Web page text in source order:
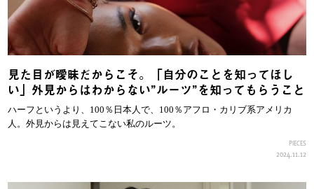
見た目が曖昧だからこそ。「自分のことを知ってほし
い」外見からはわからない”ルーツ”を知ってもらうこと
ハーフというより、100％日本人で、100％アフロ・カリブ系アメリカ
人。外見からは見えてこない私のルーツ。
PIECES
2024.11.12